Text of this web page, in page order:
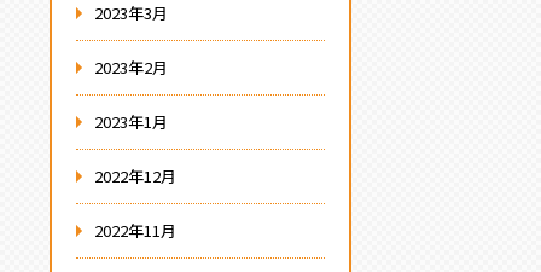
2023年3月
2023年2月
2023年1月
2022年12月
2022年11月